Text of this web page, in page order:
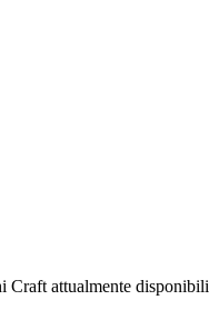
Craft attualmente disponibili